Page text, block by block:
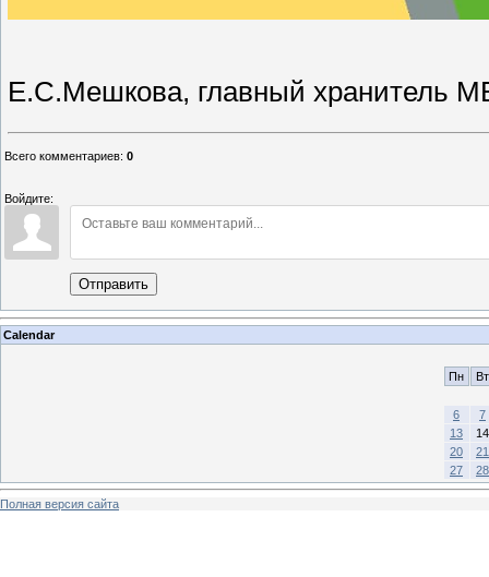
Е.С.Мешкова, главный хранитель
Всего комментариев: 0
Войдите:
Отправить
Calendar
Пн Вт
6
7
13
14
20
21
27
28
Полная версия сайта